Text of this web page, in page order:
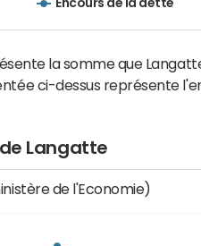
Encours de la dette
la somme que
ci-dessus représente
Langatte
de l'Economie)